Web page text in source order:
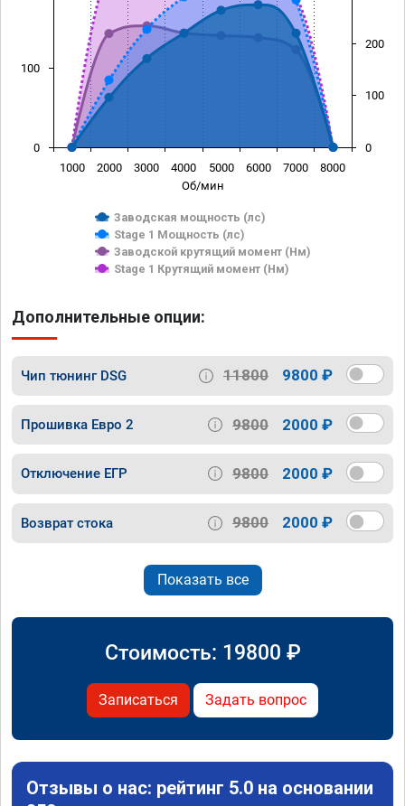
Об/мин
Заводская мощность (лс)
Stage 1 Мощность (лс)
Заводской крутящий момент (Нм)
Stage 1 Крутящий момент (Нм)
1000 2000 3000 4000 5000 6000 7000 8000
0
100
0
100
200
Дополнительные опции:
Чип тюнинг DSG 11800 9800 ₽
Прошивка Евро 2 9800 2000 ₽
Отключение ЕГР 9800 2000 ₽
Возврат стока 9800 2000 ₽
Показать все
Стоимость: 19800 ₽
Записаться Задать вопрос
Отзывы о нас: рейтинг 5.0 на основании